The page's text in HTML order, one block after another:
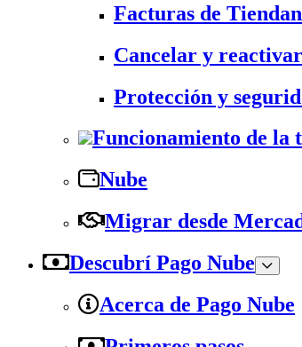
Facturas de
Cancelar y
Protección y
Funcionamiento de la
Nube
Migrar desde
Descubrí Pago Nube
Acerca de Pago Nube